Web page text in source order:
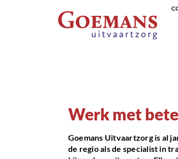
Werk met
Goemans Uitvaartzorg is al
de regio als de specialist in